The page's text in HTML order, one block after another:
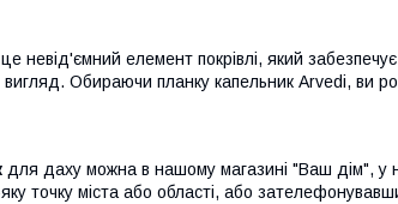
невід'ємний елемент покрівлі, який
Обираючи планку капельник Arvedi, ви
для даху можна в нашому магазині "Ваш дім", у
точку міста або області, або